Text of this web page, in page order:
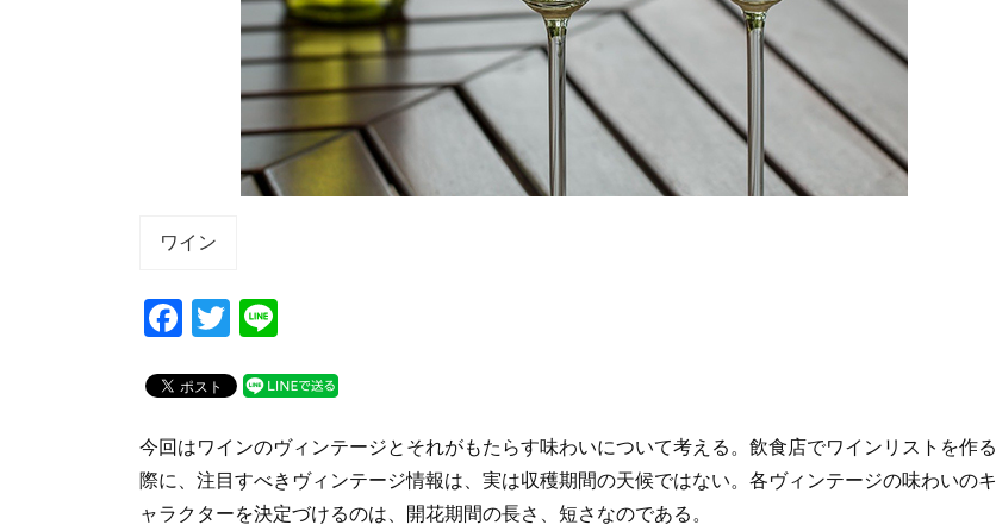
ワイン
F
c
e
b
o
T
tt
er
e
今回はワインのヴィンテージとそれがもたらす味わいについて考える。飲食店でワインリストを作る
際に、注目すべきヴィンテージ情報は、実は収穫期間の天候ではない。各ヴィンテージの味わいのキ
ャラクターを決定づけるのは、開花期間の長さ、短さなのである。